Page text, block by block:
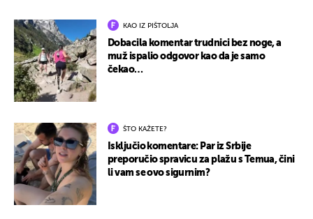
KAO IZ PIŠTOLJA
Dobacila komentar trudnici bez noge, a
muž ispalio odgovor kao da je samo
čekao…
ŠTO KAŽETE?
Isključio komentare: Par iz Srbije
preporučio spravicu za plažu s Temua, čini
li vam se ovo sigurnim?